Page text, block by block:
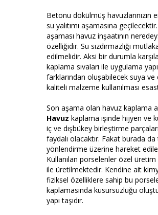
Betonu dökülmüş havuzlarınızın
su yalıtımı aşamasına geçilecektir.
aşaması havuz inşaatının
özelliğidir. Su sızdırmazlığı
edilmelidir. Aksi bir durumla
kaplama sıvaları ile uygulama
farklarından oluşabilecek suya ve
kaliteli malzeme kullanılması
Son aşama olan havuz kaplama
Havuz kaplama işinde hijyen ve
iç ve dışbükey birleştirme
faydalı olacaktır. Fakat burada
yönlendirme üzerine hareket
Kullanılan porselenler özel
ile üretilmektedir. Kendine ait
fiziksel özelliklere sahip bu
kaplamasında kusursuzluğu
yapı taşıdır.